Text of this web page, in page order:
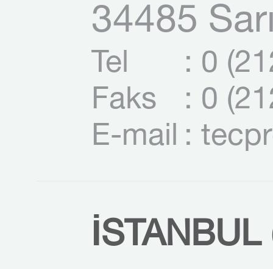
34485
Tel
: 0
Faks
: 0
E-mail :